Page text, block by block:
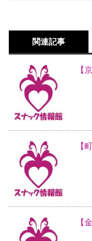
関連記事
【
【
【